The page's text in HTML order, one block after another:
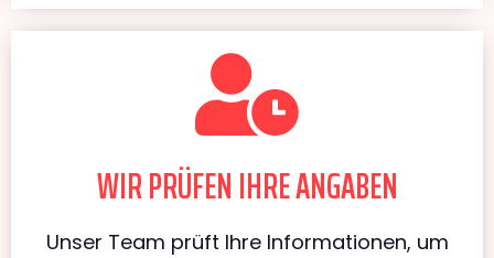
WIR PRÜFEN IHRE ANGABEN
Unser Team prüft Ihre Informationen, um